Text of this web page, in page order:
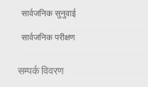
सार्वजनिक सुनुवाई
सार्वजनिक परीक्षण
सम्पर्क विवरण